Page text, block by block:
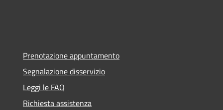
Prenotazione appuntamento
Segnalazione disservizio
Leggi le FAQ
Richiesta assistenza